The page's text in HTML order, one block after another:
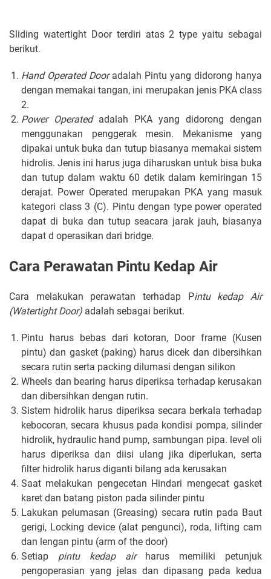
Sliding watertight Door terdiri atas 2 type yaitu sebagai
berikut.
Hand Operated Dooradalah Pintu yang didorong hanya
dengan memakai tangan, ini merupakan jenis PKA class
2.
Power Operatedadalah PKA yang didorong dengan
menggunakan penggerak mesin. Mekanisme yang
dipakai untuk buka dan tutup biasanya memakai sistem
hidrolis. Jenis ini harus juga diharuskan untuk bisa buka
dan tutup dalam waktu 60 detik dalam kemiringan 15
derajat. Power Operated merupakan PKA yang masuk
kategori class 3 (C). Pintu dengan type power operated
dapat di buka dan tutup seacara jarak jauh, biasanya
dapat d operasikan dari bridge.
Cara Perawatan Pintu Kedap Air
Cara melakukan perawatan terhadap Pintu kedap Air
(Watertight Door) adalah sebagai berikut.
Pintu harus bebas dari kotoran, Door frame (Kusen
pintu) dan gasket (paking) harus dicek dan dibersihkan
secara rutin serta packing dilumasi dengan silikon
Wheels dan bearing harus diperiksa terhadap kerusakan
dan dibersihkan dengan rutin.
Sistem hidrolik harus diperiksa secara berkala terhadap
kebocoran, secara khusus pada kondisi pompa, silinder
hidrolik, hydraulic hand pump, sambungan pipa. level oli
harus diperiksa dan diisi ulang jika diperlukan, serta
filter hidrolik harus diganti bilang ada kerusakan
Saat melakukan pengecetan Hindari mengecat gasket
karet dan batang piston pada silinder pintu
Lakukan pelumasan (Greasing) secara rutin pada Baut
gerigi, Locking device (alat pengunci), roda, lifting cam
dan lengan pintu (arm of the door)
Setiap pintu kedap airharus memiliki petunjuk
pengoperasian yang jelas dan dipasang pada kedua